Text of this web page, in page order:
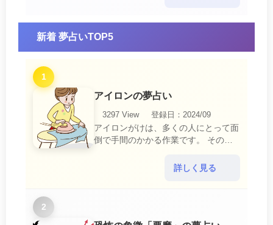
新着 夢占いTOP5
1
アイロンの夢占い
3297 View
登録日：2024/09
アイロンがけは、多くの人にとって面
倒で手間のかかる作業です。 そのた
中で感じるわずらわしさやストレスか
詳しく見る
2